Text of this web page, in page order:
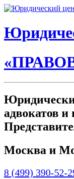
адвокатов и
Москва и
8 (499) 390-52-